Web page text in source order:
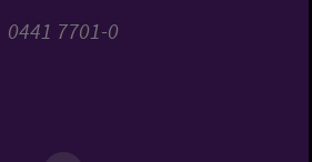
0441 7701-0